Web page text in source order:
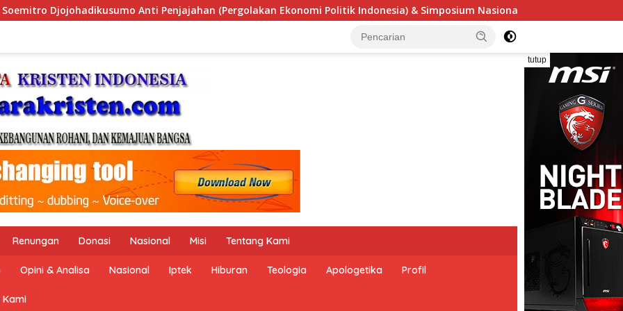
Ekonomi Politik Indonesia) & Simposium Nasional “Urgensi Undang-Undang Perekonomian Nasional dan
tutup
Renungan Donasi Nasional Misi Tentang Kami
Opini & Analisa Nasional Iptek Hiburan Teologia Apologetika Profil
Kami